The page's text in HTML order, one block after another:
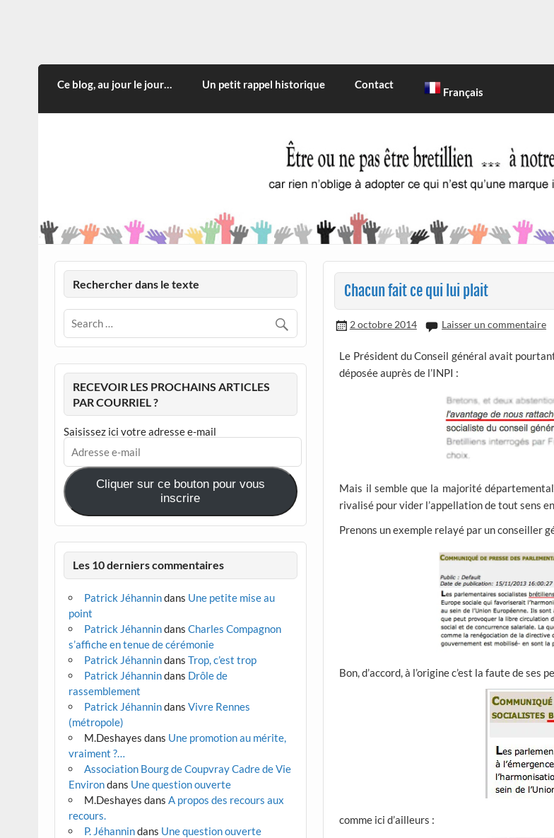
CITOYEN D'ILLE-ET-VILAINE
Ce blog, au jour le jour… Un petit rappel historique Contact
Français
Chacun fait ce qui lui plait
2 octobre 2014 Laisser un commentaire
Le Président du Conseil général avait
déposée auprès de l’INPI :
Mais il semble que la majorité
rivalisé pour vider l’appellation de tout sens
Prenons un exemple relayé par un conseiller
Bon, d’accord, à l’origine c’est la faute de ses
comme ici d’ailleurs :
Rechercher dans le texte
RECEVOIR LES PROCHAINS ARTICLES
PAR COURRIEL ?
Saisissez ici votre adresse e-mail
Adresse
e-
mail
Cliquer sur ce bouton pour vous
inscrire
Les 10 derniers commentaires
Patrick Jéhannindans Une petite mise au
point
Patrick Jéhannindans Charles Compagnon
s’affiche en tenue de cérémonie
Patrick Jéhannindans Trop, c’est trop
Patrick Jéhannindans Drôle de
rassemblement
Patrick Jéhannindans Vivre Rennes
(métropole)
M.Deshayes dans Une promotion au mérite,
vraiment ?…
Association Bourg de Coupvray Cadre de Vie
Environdans Une question ouverte
M.Deshayes dans A propos des recours aux
recours.
P. Jéhannindans Une question ouverte